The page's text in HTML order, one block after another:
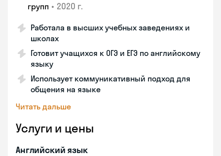
групп • 2020 г.
Работала в высших учебных заведениях и
школах
Готовит учащихся к ОГЭ и ЕГЭ по английскому
языку
Использует коммуникативный подход для
общения на языке
Читать дальше
Услуги и цены
Английский язык